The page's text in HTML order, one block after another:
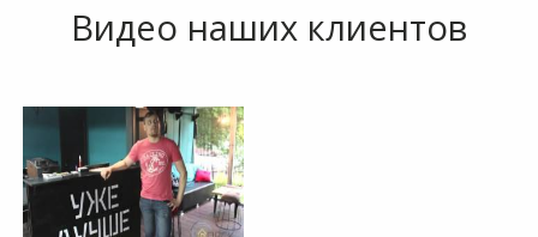
Видео наших клиентов